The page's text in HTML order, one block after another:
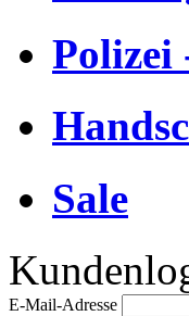
Polizei
Sale
E-Mail-Adresse